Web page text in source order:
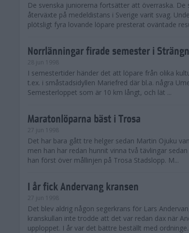
De svenska juniorerna fortsätter att överraska. De
återväxte på medeldistans i Sverige varit svag.
plötsligt fyra lovande löpare presterat oväntade
Norrlänningar firade semester i
28 jun 1998
I semestertider händer det att löpare från olika
t.ex. i småstadsidyllen Mariefred där bl.a. några
Semesterloppet som är 10 km långt, och lät ...
Maratonlöparna bäst i Trosa
27 jun 1998
Det har bara gått tre helger sedan Martin Ojuku
men han har redan hunnit vinna två tävlingar
han först över mållinjen på Trosa Stadslopp. M...
I år fick Andervang kransen
27 jun 1998
Det blev aldrig någon segerkrans för Lars
kranskullan inte trodde att det var redan dax när
upploppet. I år var det bättre beställt med